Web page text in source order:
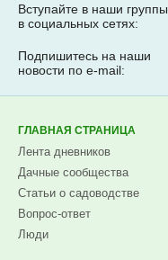
Вступайте в наши группы
в социальных сетях:
Подпишитесь на наши
новости по e-mail:
ГЛАВНАЯ СТРАНИЦА
Лента дневников
Дачные сообщества
Статьи о садоводстве
Вопрос-ответ
Люди